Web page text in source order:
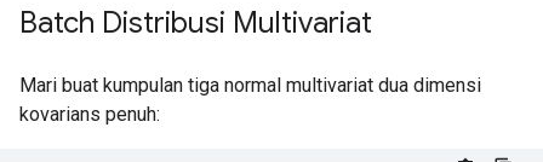
Batch Distribusi Multivariat
Mari buat kumpulan tiga normal multivariat dua dimensi
kovarians penuh: